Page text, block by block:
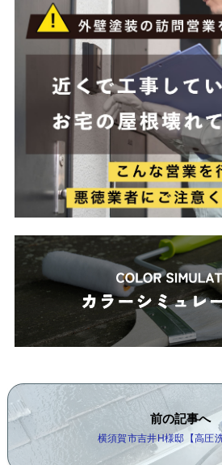
前の記事へ
横須賀市吉井H様邸【高圧